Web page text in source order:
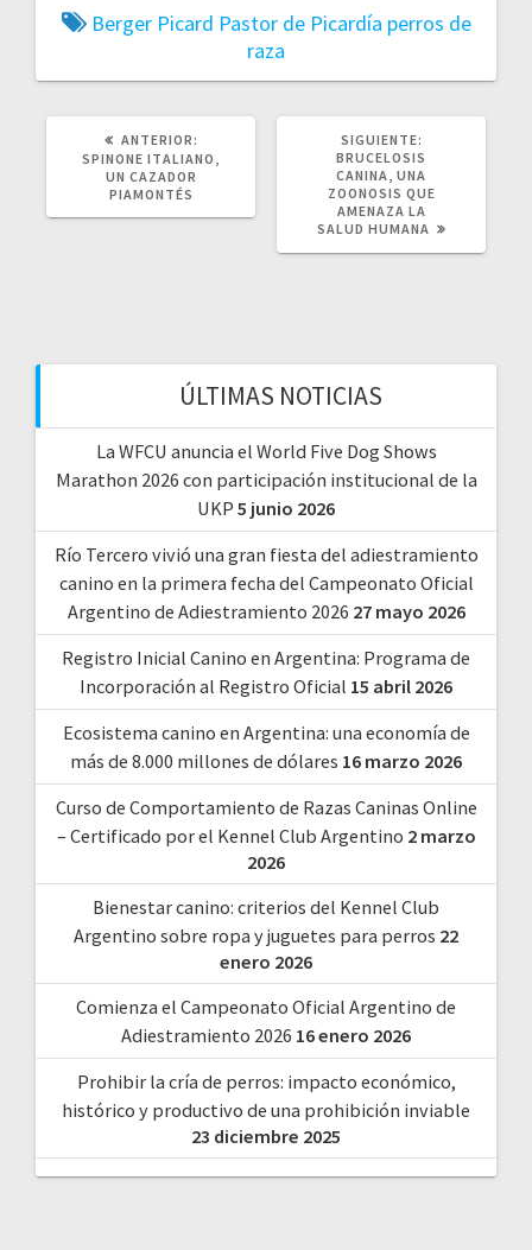
Berger Picard Pastor de Picardía perros de
raza
ANTERIOR:
ANTERIOR:
SPINONE ITALIANO,
UN CAZADOR
PIAMONTÉS
SIGUIENTE:
POST:
BRUCELOSIS
CANINA, UNA
ZOONOSIS QUE
AMENAZA LA
SALUD HUMANA
ÚLTIMAS NOTICIAS
La WFCU anuncia el World Five Dog Shows
Marathon 2026 con participación institucional de la
UKP 5 junio 2026
Río Tercero vivió una gran fiesta del adiestramiento
canino en la primera fecha del Campeonato Oficial
Argentino de Adiestramiento 2026 27 mayo 2026
Registro Inicial Canino en Argentina: Programa de
Incorporación al Registro Oficial 15 abril 2026
Ecosistema canino en Argentina: una economía de
más de 8.000 millones de dólares 16 marzo 2026
Curso de Comportamiento de Razas Caninas Online
– Certificado por el Kennel Club Argentino 2 marzo
2026
Bienestar canino: criterios del Kennel Club
Argentino sobre ropa y juguetes para perros 22
enero 2026
Comienza el Campeonato Oficial Argentino de
Adiestramiento 2026 16 enero 2026
Prohibir la cría de perros: impacto económico,
histórico y productivo de una prohibición inviable
23 diciembre 2025